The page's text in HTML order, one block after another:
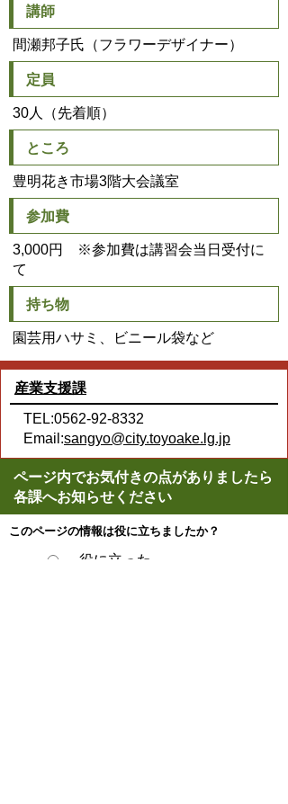
講師
間瀬邦子氏（フラワーデザイナー）
定員
30人（先着順）
ところ
豊明花き市場3階大会議室
参加費
3,000円 ※参加費は講習会当日受付に
て
持ち物
園芸用ハサミ、ビニール袋など
産業支援課
TEL:0562-92-8332
Email:sangyo@city.toyoake.lg.jp
ページ内でお気付きの点がありましたら
各課へお知らせください
このページの情報は役に立ちましたか？
役に立った